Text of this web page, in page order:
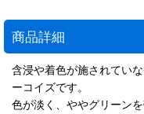
商品詳細
含浸や着色が施されてい
ーコイズです。
色が淡く、ややグリーン